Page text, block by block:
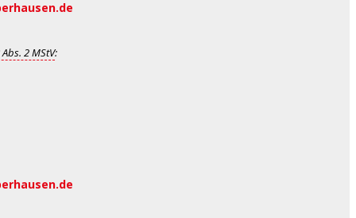
Abs. 2 MStV: